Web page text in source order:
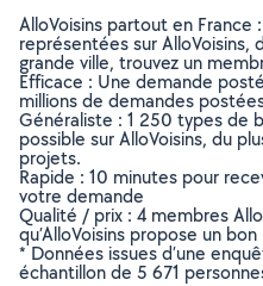
AlloVoisins partout en
représentées sur AlloVoisins,
grande ville, trouvez un
Efficace : Une demande
millions de demandes
Généraliste : 1 250 types de
possible sur AlloVoisins, du
projets.
Rapide : 10 minutes pour
votre demande
Qualité / prix : 4 membres
qu’AlloVoisins propose un
* Données issues d’une
échantillon de 5 671